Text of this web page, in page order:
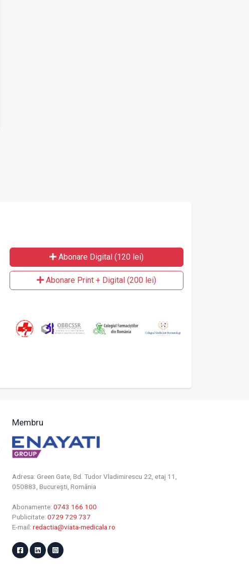
Abonare Digital (120 lei)
Abonare Print + Digital (200 lei)
Membru
Adresa: Green Gate, Bd. Tudor Vladimirescu 22, etaj 11,
050883, Bucureşti, România
Abonamente: 0743 166 100
Publicitate: 0729 729 737
E-mail: redactia@viata-medicala.ro